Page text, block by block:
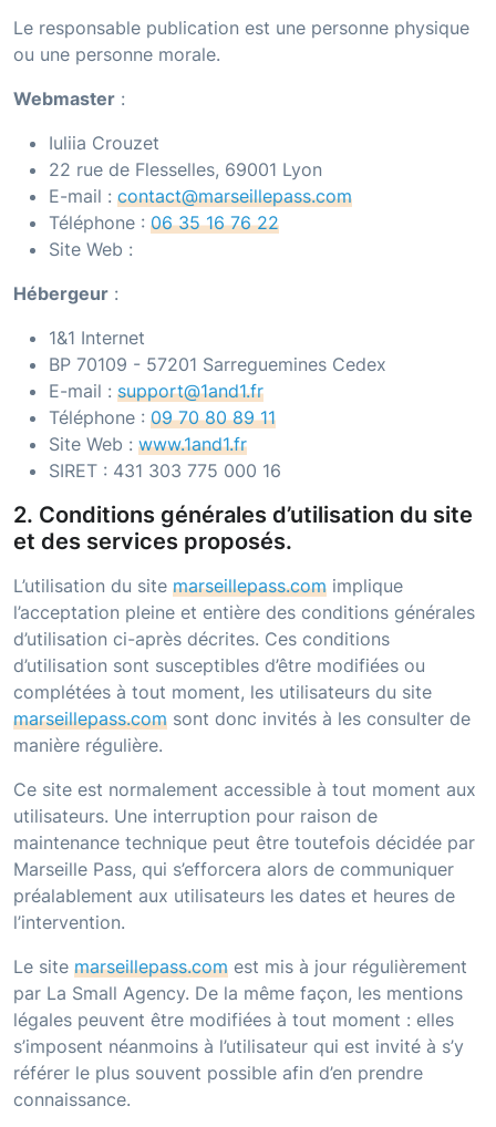
Le responsable publication est une personne physique
ou une personne morale.
Webmaster :
Iuliia Crouzet
22 rue de Flesselles, 69001 Lyon
E-mail : contact@marseillepass.com
Téléphone : 06 35 16 76 22
Site Web :
Hébergeur :
1&1 Internet
BP 70109 - 57201 Sarreguemines Cedex
E-mail : support@1and1.fr
Téléphone : 09 70 80 89 11
Site Web : www.1and1.fr
SIRET : 431 303 775 000 16
2. Conditions générales d’utilisation du site
et des services proposés.
L’utilisation du site marseillepass.com implique
l’acceptation pleine et entière des conditions générales
d’utilisation ci-après décrites. Ces conditions
d’utilisation sont susceptibles d’être modifiées ou
complétées à tout moment, les utilisateurs du site
marseillepass.com sont donc invités à les consulter de
manière régulière.
Ce site est normalement accessible à tout moment aux
utilisateurs. Une interruption pour raison de
maintenance technique peut être toutefois décidée par
Marseille Pass, qui s’efforcera alors de communiquer
préalablement aux utilisateurs les dates et heures de
l’intervention.
Le site marseillepass.com est mis à jour régulièrement
par La Small Agency. De la même façon, les mentions
légales peuvent être modifiées à tout moment : elles
s’imposent néanmoins à l’utilisateur qui est invité à s’y
référer le plus souvent possible afin d’en prendre
connaissance.